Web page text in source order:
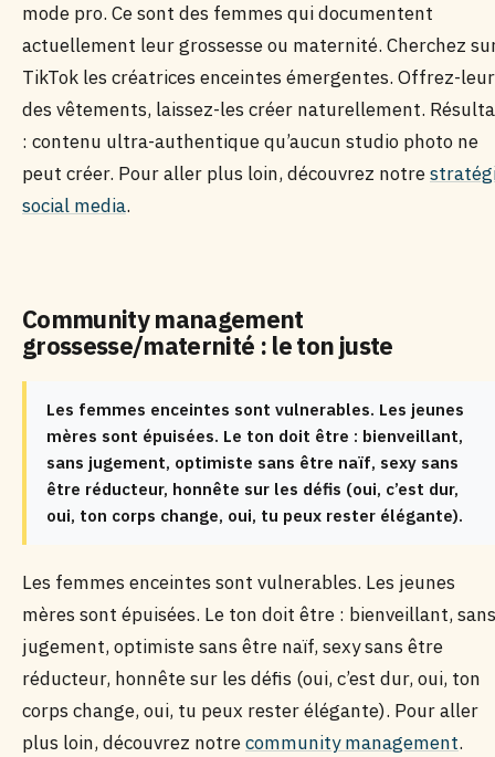
mode pro. Ce sont des femmes qui documentent
actuellement leur grossesse ou maternité. Cherchez
TikTok les créatrices enceintes émergentes. Offrez-leur
des vêtements, laissez-les créer naturellement.
: contenu ultra-authentique qu’aucun studio photo ne
peut créer. Pour aller plus loin, découvrez notre
social media.
Community management
grossesse/maternité : le ton juste
Les femmes enceintes sont vulnerables. Les jeunes
mères sont épuisées. Le ton doit être : bienveillant,
sans jugement, optimiste sans être naïf, sexy sans
être réducteur, honnête sur les défis (oui, c’est dur,
oui, ton corps change, oui, tu peux rester élégante).
Les femmes enceintes sont vulnerables. Les jeunes
mères sont épuisées. Le ton doit être : bienveillant, sans
jugement, optimiste sans être naïf, sexy sans être
réducteur, honnête sur les défis (oui, c’est dur, oui, ton
corps change, oui, tu peux rester élégante). Pour aller
plus loin, découvrez notrecommunity management.